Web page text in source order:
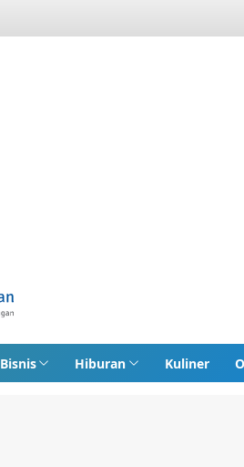
Bisnis Hiburan Kuliner